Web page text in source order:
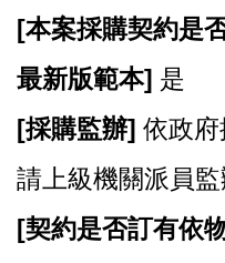
[本案採購契約是
最新版範本] 是
[採購監辦] 依政
請上級機關派員監
[契約是否訂有依